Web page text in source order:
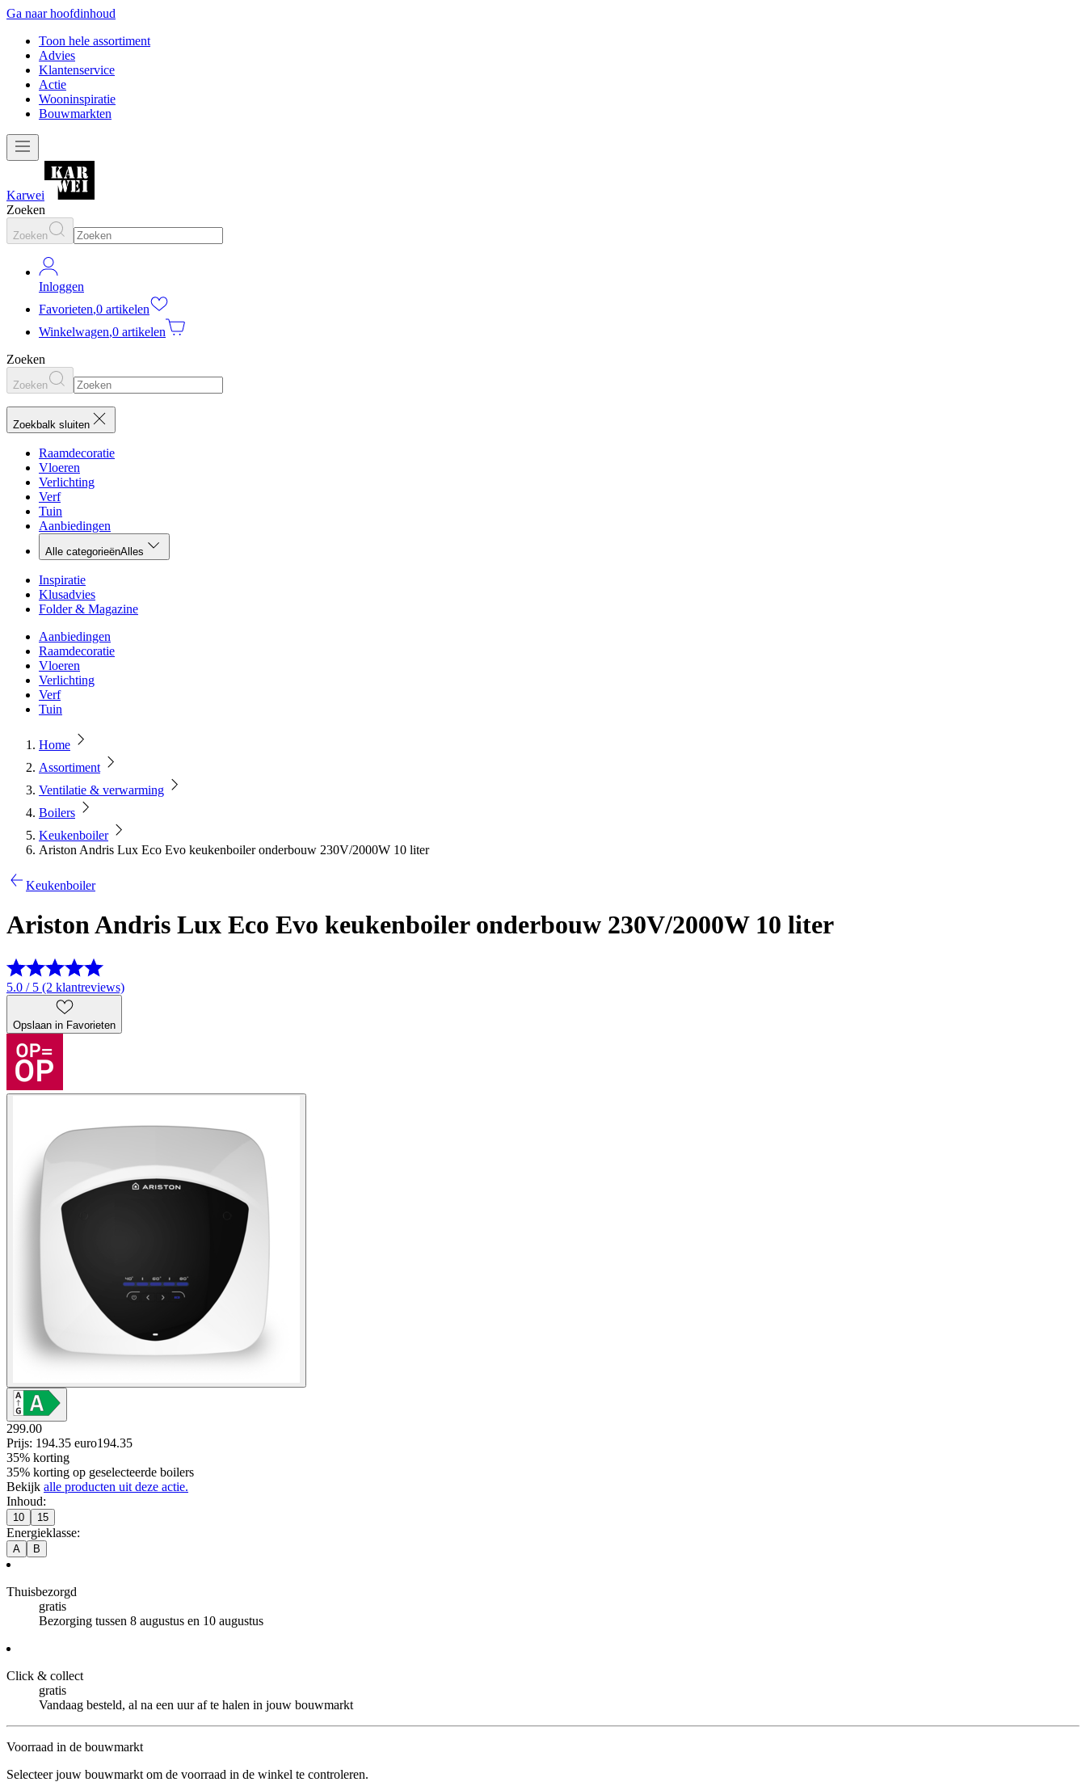
Ga naar hoofdinhoud
Toon hele assortiment
Advies
Klantenservice
Actie
Wooninspiratie
Bouwmarkten
Karwei
Zoeken
Zoeken
Inloggen
Favorieten,0 artikelen
Winkelwagen,0 artikelen
Zoeken
Zoeken
Zoekbalk sluiten
Raamdecoratie
Vloeren
Verlichting
Verf
Tuin
Aanbiedingen
Alle categorieënAlles
Inspiratie
Klusadvies
Folder & Magazine
Aanbiedingen
Raamdecoratie
Vloeren
Verlichting
Verf
Tuin
Home
Assortiment
Ventilatie & verwarming
Boilers
Keukenboiler
Ariston Andris Lux Eco Evo keukenboiler onderbouw 230V/2000W 10 liter
Keukenboiler
Ariston Andris Lux Eco Evo keukenboiler onderbouw 230V/2000W 10 liter
5.0 / 5 (2 klantreviews)
Opslaan in Favorieten
299.00
Prijs: 194.35 euro194.35
35% korting
35% korting op geselecteerde boilers
Bekijk alle producten uit deze actie.
Inhoud:
10 15
Energieklasse:
A B
Thuisbezorgd
gratis
Bezorging tussen 8 augustus en 10 augustus
Click & collect
gratis
Vandaag besteld, al na een uur af te halen in jouw bouwmarkt
Voorraad in de bouwmarkt
Selecteer jouw bouwmarkt om de voorraad in de winkel te controleren.